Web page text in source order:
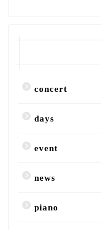
concert
days
event
news
piano